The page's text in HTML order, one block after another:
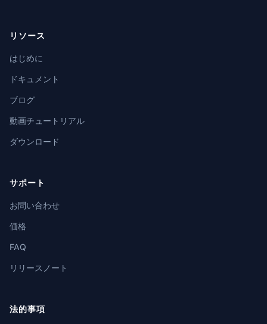
リソース
はじめに
ドキュメント
ブログ
動画チュートリアル
ダウンロード
サポート
お問い合わせ
価格
FAQ
リリースノート
法的事項